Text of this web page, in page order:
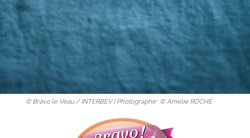
© Bravo le Veau / INTERBEV | Photographe : © Amélie ROCHE